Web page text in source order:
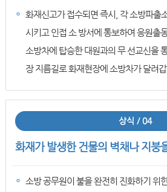
화재신고가 접수되면 즉시, 각 소방파출
시키고 인접 소 방서에 통보하여 응원출
소방차에 탑승한 대원과의 무 선교신을
장 지름길로 화재현장에 소방차가 달려
상식 / 04
화재가 발생한 건물의 벽채나 지붕
소방 공무원이 불을 완전히 진화하기 위